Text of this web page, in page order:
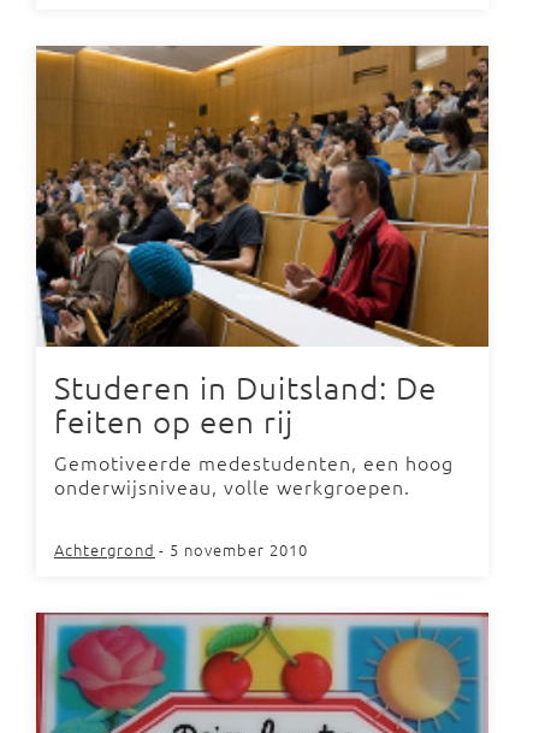
Studeren in Duitsland: De
feiten op een rij
Gemotiveerde medestudenten, een hoog
onderwijsniveau, volle werkgroepen.
Achtergrond - 5 november 2010